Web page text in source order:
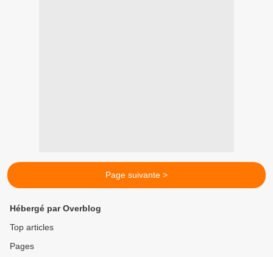
Page suivante >
Hébergé par Overblog
Top articles
Pages